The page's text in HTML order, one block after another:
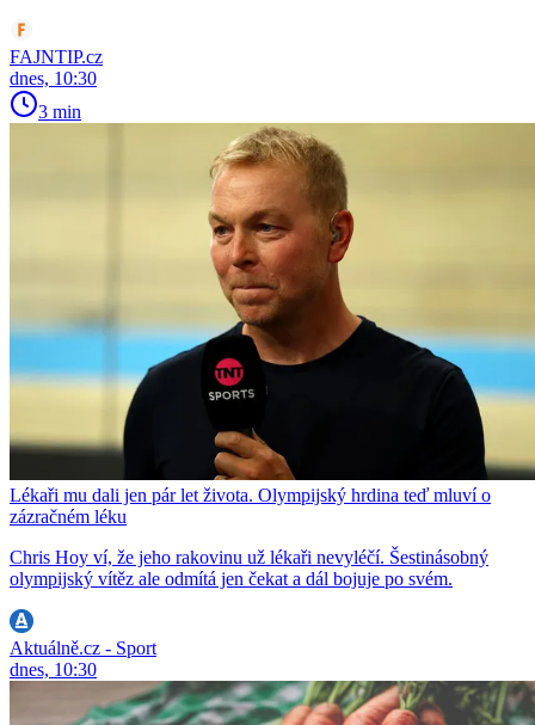
FAJNTIP.cz
dnes, 10:30
3 min
Lékaři mu dali jen pár let života. Olympijský hrdina teď mluví o
zázračném léku
Chris Hoy ví, že jeho rakovinu už lékaři nevyléčí. Šestinásobný
olympijský vítěz ale odmítá jen čekat a dál bojuje po svém.
Aktuálně.cz - Sport
dnes, 10:30